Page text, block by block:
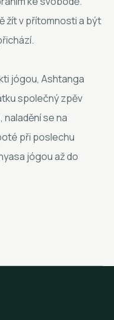
žít v přítomnosti a být
jógou, Ashtanga
společný zpěv
se na
při poslechu
jógou až do